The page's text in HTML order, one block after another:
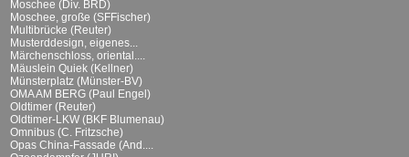
Moschee (Div. BRD)
Moschee, große (SFFischer)
Multibrücke (Reuter)
Musterddesign, eigenes...
Märchenschloss, oriental....
Mäuslein Quiek (Kellner)
Münsterplatz (Münster-BV)
OMA AM BERG (Paul Engel)
Oldtimer (Reuter)
Oldtimer-LKW (BKF Blumenau)
Omnibus (C. Fritzsche)
Opas China-Fassade (And....